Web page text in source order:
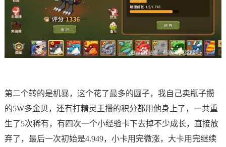
第二个转的是机暴，这个花了最多的圆子，我自己卖瓶子攒
的5W多金贝，还有打精灵王攒的积分都用他身上了，一共重
生了5次稀有，有四次一个小经验卡下去掉不少成长，直接放
弃了，最后一次初始是4.949，小卡用完微涨，大卡用完继续